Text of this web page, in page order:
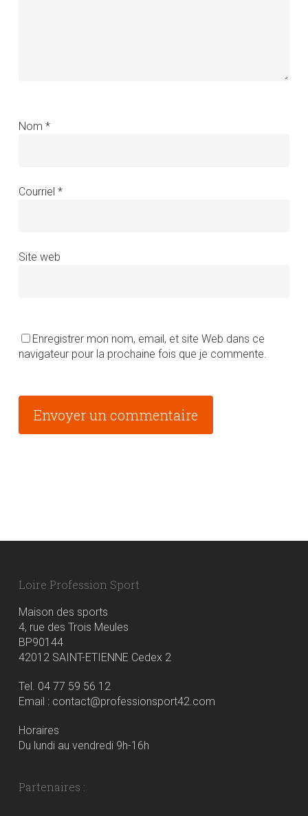
Nom *
Courriel *
Site web
Enregistrer mon nom, email, et site Web dans ce
navigateur pour la prochaine fois que je commente.
Loire Profession Sport
Maison des sports
4, rue des Trois Meules
BP90144
42012 SAINT-ETIENNE Cedex 2
Tel. 04 77 59 56 12
Email : contact@professionsport42.com
Horaires
Du lundi au vendredi 9h-16h
Partenaires :